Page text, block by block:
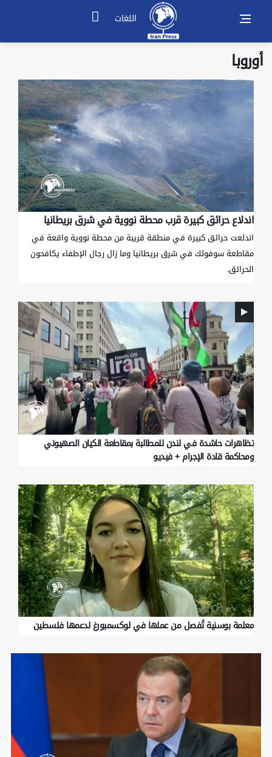
اللغات
أوروبا
اندلاع حرائق كبيرة قرب محطة نووية في شرق بريطانيا
اندلعت حرائق كبيرة في منطقة قريبة من محطة نووية واقعة في
مقاطعة سوفولك في شرق بريطانيا وما زال رجال الإطفاء يكافحون
الحرائق.
تظاهرات حاشدة في لندن للمطالبة بمقاطعة الکیان الصهیوني
ومحاکمة قادة الإجرام + فيديو
معلمة بوسنية تُفصل من عملها في لوكسمبورغ لدعمها فلسطين